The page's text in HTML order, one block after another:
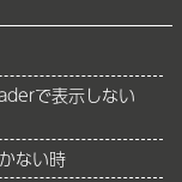
で表示しない
ない時